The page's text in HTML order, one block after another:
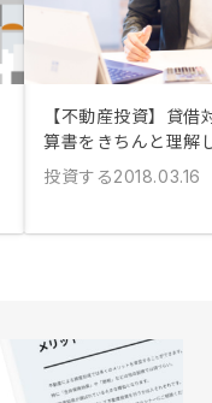
【不動産投資】貸
算書をきちんと理解
投資する2018.03.16